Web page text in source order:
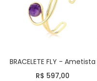
BRACELETE FLY - Ametista
R$ 597,00